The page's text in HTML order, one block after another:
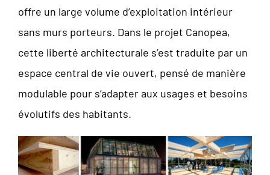
offre un large volume d’exploitation intérieur
sans murs porteurs. Dans le projet Canopea,
cette liberté architecturale s’est traduite par un
espace central de vie ouvert, pensé de manière
modulable pour s’adapter aux usages et besoins
évolutifs des habitants.